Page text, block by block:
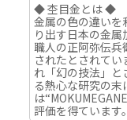
◆ 杢目金とは ◆
金属の色の違い
り出す日本の金
職人の正阿弥伝兵
されたとされて
れ「幻の技法」と
る熱心な研究の
は
評価を得ています。